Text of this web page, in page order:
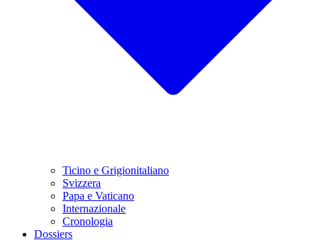
Ticino e Grigionitaliano
Svizzera
Papa e Vaticano
Internazionale
Cronologia
Dossiers